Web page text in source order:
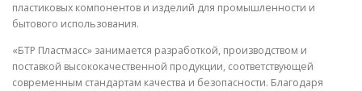
пластиковых компонентов и изделий для промышленности и
бытового использования.
«БТР Пластмасс» занимается разработкой, производством и
поставкой высококачественной продукции, соответствующей
современным стандартам качества и безопасности. Благодаря